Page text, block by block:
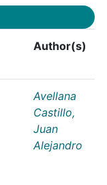
Author(s)
Avellana
Castillo,
Juan
Alejandro